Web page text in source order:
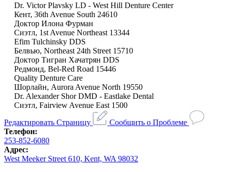
Dr. Victor Plavsky LD - West Hill Denture Center
Кент, 36th Avenue South 24610
Доктор Илона Фурман
Сиэтл, 1st Avenue Northeast 13344
Efim Tulchinsky DDS
Белвью, Northeast 24th Street 15710
Доктор Тигран Хачатрян DDS
Редмонд, Bel-Red Road 15446
Quality Denture Care
Шорлайн, Aurora Avenue North 19550
Dr. Alexander Shor DMD - Eastlake Dental
Сиэтл, Fairview Avenue East 1500
Редактировать Страницу
Сообщить о Проблеме
Телефон:
253-852-6080
Адрес:
West Meeker Street 610, Kent, WA 98032